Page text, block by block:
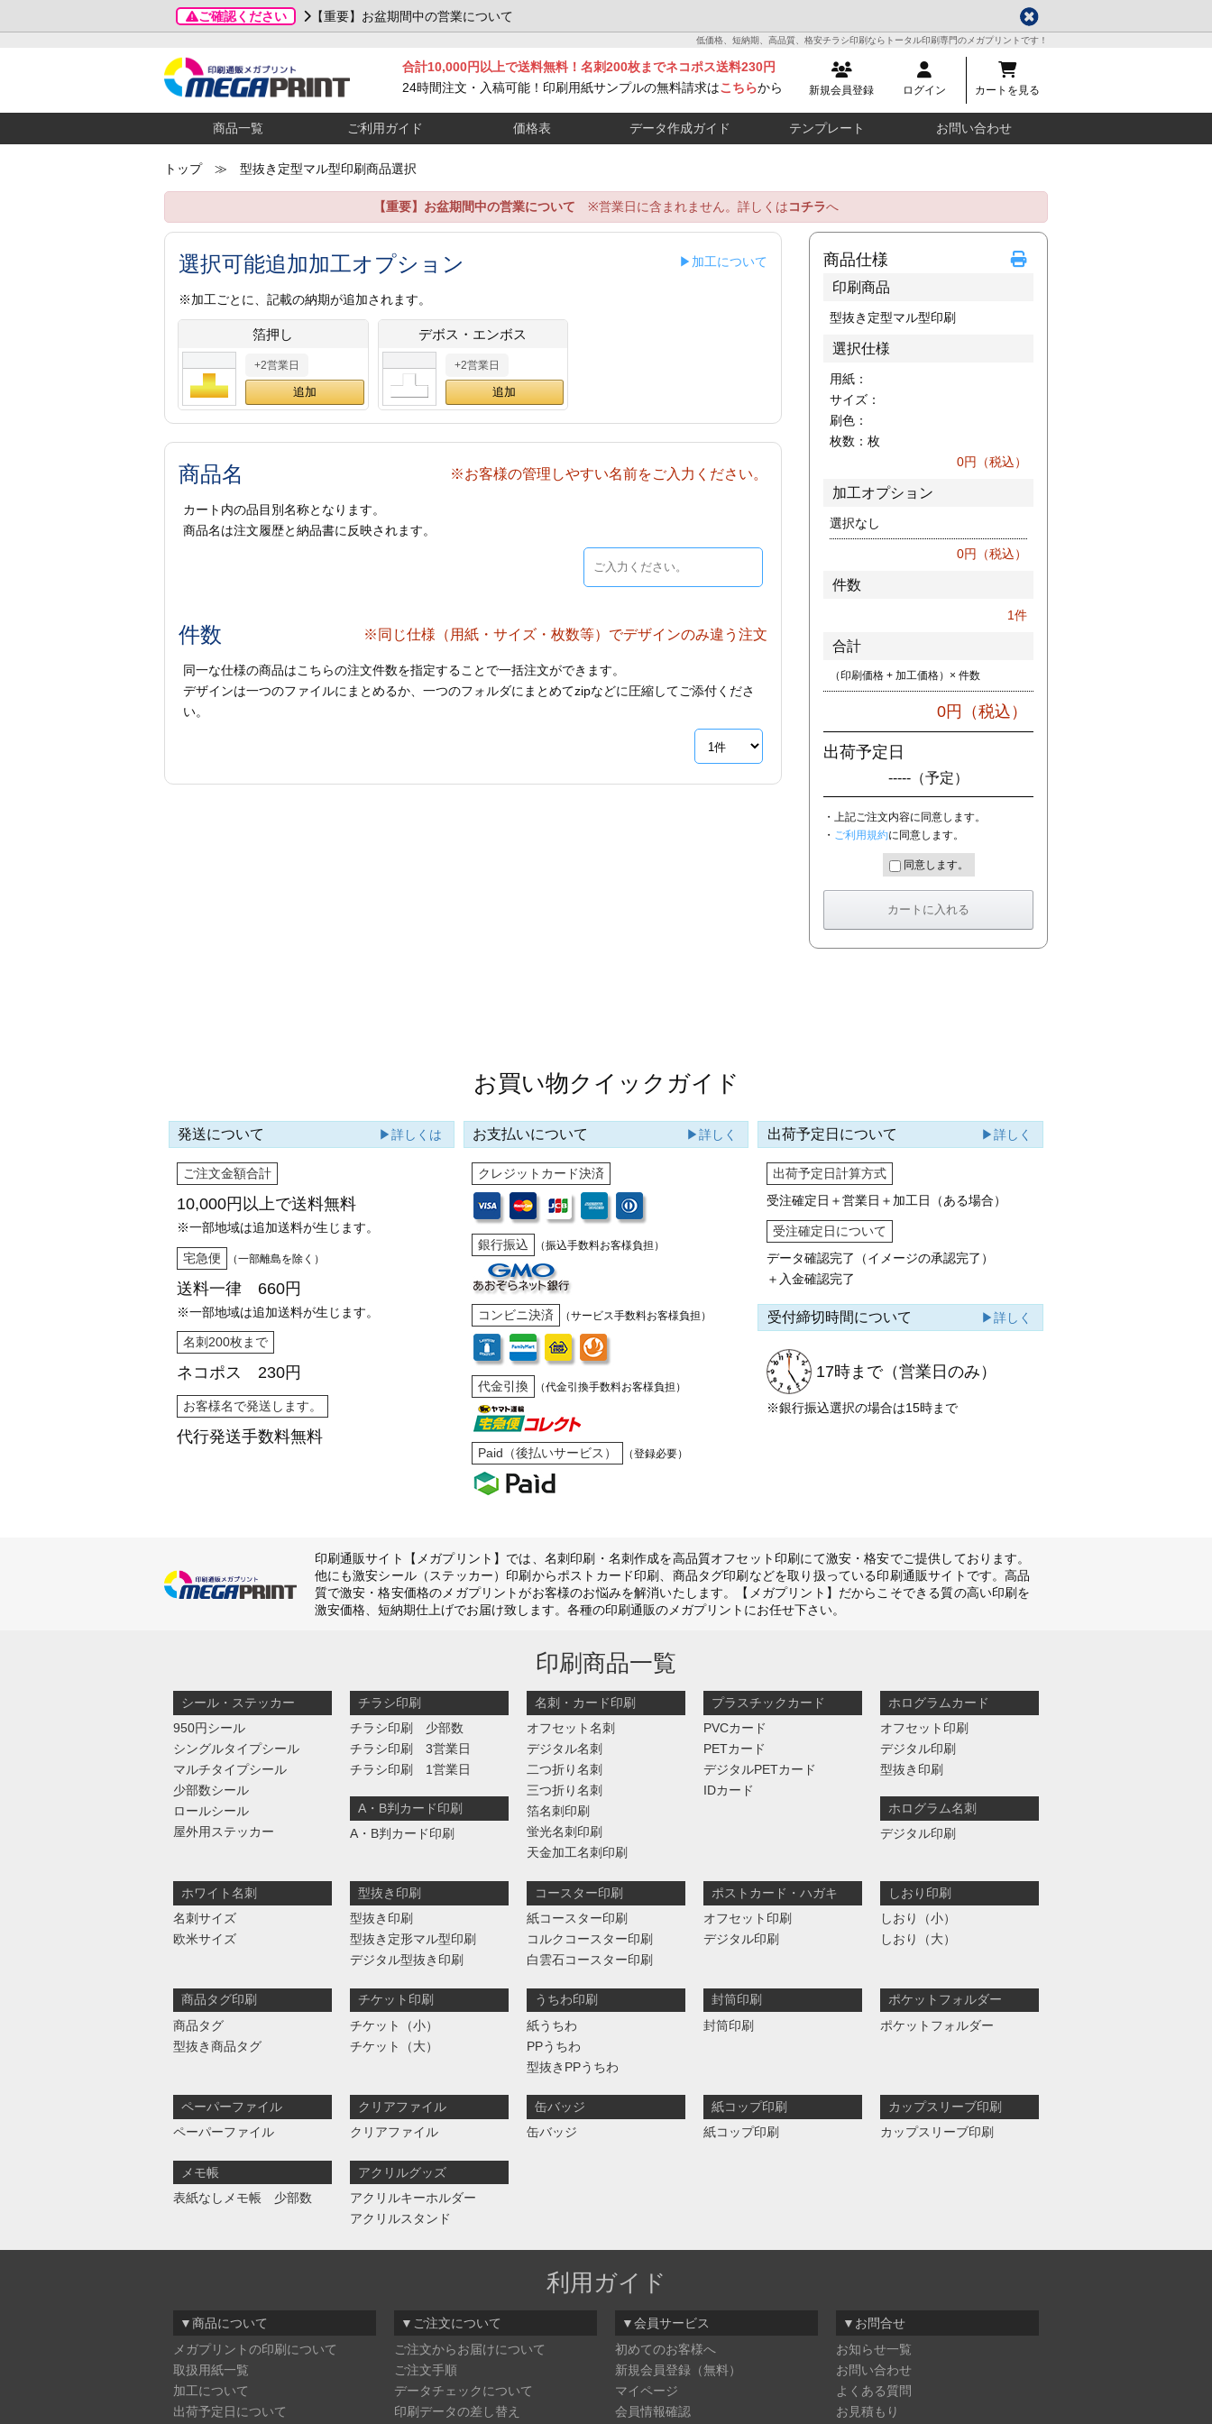
ご確認ください 【重要】お盆期間中の営業について
低価格、短納期、高品質、格安チラシ印刷ならトータル印刷専門のメガプリントです！
新規会員登録 ログイン カートを見る
合計10,000円以上で送料無料！名刺200枚までネコポス送料230円
24時間注文・入稿可能！印刷用紙サンプルの無料請求はこちらから
商品一覧 ご利用ガイド 価格表 データ作成ガイド テンプレート お問い合わせ
トップ≫ 型抜き定型マル型印刷商品選択
【重要】お盆期間中の営業について ※営業日に含まれません。詳しくはコチラへ
選択可能追加加工オプション ▶加工について
※加工ごとに、記載の納期が追加されます。
箔押し
+2営業日
デボス・エンボス
+2営業日
商品名 ※お客様の管理しやすい名前をご入力ください。
カート内の品目別名称となります。
商品名は注文履歴と納品書に反映されます。
件数 ※同じ仕様（用紙・サイズ・枚数等）でデザインのみ違う注文
同一な仕様の商品はこちらの注文件数を指定することで一括注文ができます。
デザインは一つのファイルにまとめるか、一つのフォルダにまとめてzipなどに圧縮してご添付くださ
い。
商品仕様
印刷商品
型抜き定型マル型印刷
選択仕様
用紙：
サイズ：
刷色：
枚数： 枚
0円（税込）
加工オプション
選択なし
0円（税込）
件数
1件
合計
（印刷価格 + 加工価格）× 件数
0円（税込）
出荷予定日
----- （予定）
・上記ご注文内容に同意します。
・ ご利用規約に同意します。
同意します。
お買い物クイックガイド
発送について ▶詳しくは
ご注文金額合計
10,000円以上で送料無料
※一部地域は追加送料が生じます。
宅急便 （一部離島を除く）
送料一律 660円
※一部地域は追加送料が生じます。
名刺200枚まで
ネコポス 230円
お客様名で発送します。
代行発送手数料無料
お支払いについて ▶詳しく
クレジットカード決済
銀行振込 （振込手数料お客様負担）
コンビニ決済 （サービス手数料お客様負担）
代金引換 （代金引換手数料お客様負担）
Paid（後払いサービス） （登録必要）
出荷予定日について ▶詳しく
出荷予定日計算方式
受注確定日＋営業日＋加工日（ある場合）
受注確定日について
データ確認完了（イメージの承認完了）
＋入金確認完了
受付締切時間について ▶詳しく
17時まで（営業日のみ）
※銀行振込選択の場合は15時まで
印刷通販サイト【メガプリント】では、名刺印刷・名刺作成を高品質オフセット印刷にて激安・格安でご提供しております。
他にも激安シール（ステッカー）印刷からポストカード印刷、商品タグ印刷などを取り扱っている印刷通販サイトです。高品
質で激安・格安価格のメガプリントがお客様のお悩みを解消いたします。【メガプリント】だからこそできる質の高い印刷を
激安価格、短納期仕上げでお届け致します。各種の印刷通販のメガプリントにお任せ下さい。
印刷商品一覧
シール・ステッカー
950円シール
シングルタイプシール
マルチタイプシール
少部数シール
ロールシール
屋外用ステッカー
チラシ印刷
チラシ印刷 少部数
チラシ印刷 3営業日
チラシ印刷 1営業日
A・B判カード印刷
A・B判カード印刷
名刺・カード印刷
オフセット名刺
デジタル名刺
二つ折り名刺
三つ折り名刺
箔名刺印刷
蛍光名刺印刷
天金加工名刺印刷
プラスチックカード
PVCカード
PETカード
デジタルPETカード
IDカード
ホログラムカード
オフセット印刷
デジタル印刷
型抜き印刷
ホログラム名刺
デジタル印刷
ホワイト名刺
名刺サイズ
欧米サイズ
型抜き印刷
型抜き印刷
型抜き定形マル型印刷
デジタル型抜き印刷
コースター印刷
紙コースター印刷
コルクコースター印刷
白雲石コースター印刷
ポストカード・ハガキ
オフセット印刷
デジタル印刷
しおり印刷
しおり（小）
しおり（大）
商品タグ印刷
商品タグ
型抜き商品タグ
チケット印刷
チケット（小）
チケット（大）
うちわ印刷
紙うちわ
PPうちわ
型抜きPPうちわ
封筒印刷
封筒印刷
ポケットフォルダー
ポケットフォルダー
ペーパーファイル
ペーパーファイル
クリアファイル
クリアファイル
缶バッジ
缶バッジ
紙コップ印刷
紙コップ印刷
カップスリーブ印刷
カップスリーブ印刷
メモ帳
表紙なしメモ帳 少部数
アクリルグッズ
アクリルキーホルダー
アクリルスタンド
利用ガイド
▼商品について
メガプリントの印刷について
取扱用紙一覧
加工について
出荷予定日について
▼ご注文について
ご注文からお届けについて
ご注文手順
データチェックについて
印刷データの差し替え
▼会員サービス
初めてのお客様へ
新規会員登録（無料）
マイページ
会員情報確認
▼お問合せ
お知らせ一覧
お問い合わせ
よくある質問
お見積もり